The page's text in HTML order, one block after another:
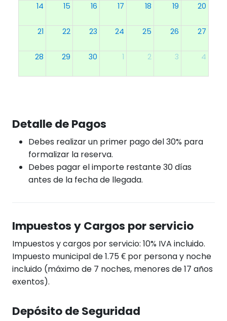
14 15 16 17 18 19 20
21 22 23 24 25 26 27
28 29 30 1 2 3 4
Detalle de Pagos
Debes realizar un primer pago del 30% para
formalizar la reserva.
Debes pagar el importe restante 30 días
antes de la fecha de llegada.
Impuestos y Cargos por servicio
Impuestos y cargos por servicio: 10% IVA incluido.
Impuesto municipal de 1.75 € por persona y noche
incluido (máximo de 7 noches, menores de 17 años
exentos).
Depósito de Seguridad